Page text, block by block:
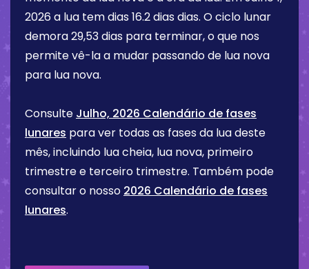
2026 a lua tem dias 16.2 dias dias. O ciclo lunar
demora 29,53 dias para terminar, o que nos
permite vê-la a mudar passando de lua nova
para lua nova.
Consulte Julho, 2026 Calendário de fases
lunares para ver todas as fases da lua deste
mês, incluindo lua cheia, lua nova, primeiro
trimestre e terceiro trimestre. Também pode
consultar o nosso 2026 Calendário de fases
lunares.